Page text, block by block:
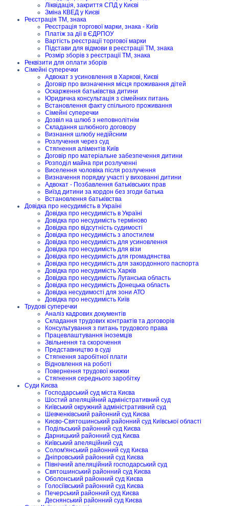
Ліквідація, закриття СПД у Києві
Зміна КВЕД у Києві
Реєстрація ТМ, знака
Реєстрація торгової марки, знака - Київ
Платіж за дії в ЄДРПОУ
Вартість реєстрації торгової марки
Підстави для відмови в реєстрації ТМ, знака
Розмір зборів з реєстрації ТМ, знака
Реквізити для оплати зборів
Сімейні суперечки
Адвокат з усиновлення в Харкові, Києві
Договір про визначення місця проживання дітей
Оскарження батьківства дитини
Юридична консультація з сімейних питань
Встановлення факту спільного проживання
Сімейні суперечки
Дозвіл на шлюб з неповнолітнім
Складання шлюбного договору
Визнання шлюбу недійсним
Розлучення через суд
Стягнення аліментів Київ
Договір про матеріальне забезпечення дитини
Розподіл майна при розлученні
Виселення чоловіка після розлучення
Визначення порядку участі у вихованні дитини
Адвокат - Позбавлення батьківських прав
Виїзд дитини за кордон без згоди батька
Встановлення батьківства
Довідка про несудимість в Україні
Довідка про несудимість в Україні
Довідка про несудимість терміново
Довідка про відсутність судимості
Довідка про несудимість з апостилем
Довідка про несудимість для усиновлення
Довідка про несудимість для візи
Довідка про несудимість для громадянства
Довідка про несудимість для закордонного паспорта
Довідка про несудимість Харків
Довідка про несудимість Луганська область
Довідка про несудимість Донецька область
Довідка несудимості для зони АТО
Довідка про несудимість Київ
Трудові суперечки
Аналіз кадрових документів
Складання трудових контрактів та договорів
Консультування з питань трудового права
Працевлаштування іноземців
Звільнення та скорочення
Представництво в суді
Стягнення заробітної плати
Відновлення на роботі
Повернення трудової книжки
Стягнення середнього заробітку
Суди Києва
Господарський суд міста Києва
Шостий апеляційний адміністративний суд
Київський окружний адміністративний суд
Шевченківський районний суд Києва
Києво-Святошинський районний суд Київської області
Подільський районний суд Києва
Дарницький районний суд Києва
Київський апеляційний суд
Солом'янський районний суд Києва
Дніпровський районний суд Києва
Північний апеляційний господарський суд
Святошинський районний суд Києва
Оболонський районний суд Києва
Голосіївський районний суд Києва
Печерський районний суд Києва
Деснянський районний суд Києва